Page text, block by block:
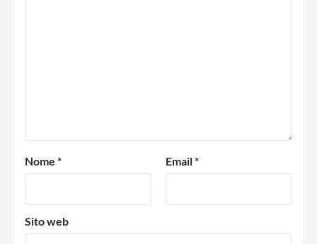
Nome * Email*
Sito web